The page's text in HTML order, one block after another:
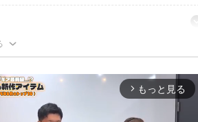
arrow_forward_ios もっと見る